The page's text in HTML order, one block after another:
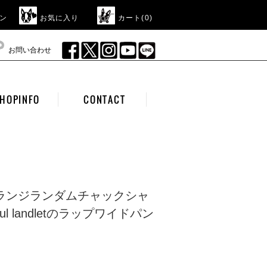
お気に入り カート(0)
お問い合わせ
CONTACT
ンジランダムチャックシャ
landletのラップワイドパン